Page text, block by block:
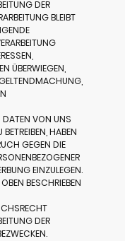
DER
BLEIBT
ÜBERWIEGEN,
DATEN VON UNS
HABEN
GEGEN DIE
EINZULEGEN.
BESCHRIEBEN
DER